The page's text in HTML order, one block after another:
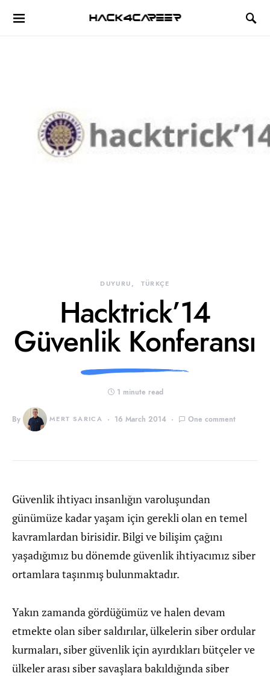
Hack4Career
DUYURU TÜRKÇE
Hacktrick’14
Güvenlik Konferansı
1 minute read
By MERT SARICA 16 March 2014 One comment
Güvenlik ihtiyacı insanlığın varoluşundan
günümüze kadar yaşam için gerekli olan en temel
kavramlardan birisidir. Bilgi ve bilişim çağını
yaşadığımız bu dönemde güvenlik ihtiyacımız siber
ortamlara taşınmış bulunmaktadır.
Yakın zamanda gördüğümüz ve halen devam
etmekte olan siber saldırılar, ülkelerin siber ordular
kurmaları, siber güvenlik için ayırdıkları bütçeler ve
ülkeler arası siber savaşlara bakıldığında siber